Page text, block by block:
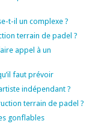
t-il un complexe ?
terrain de padel ?
appel à un
faut prévoir
indépendant ?
terrain de padel ?
gonflables